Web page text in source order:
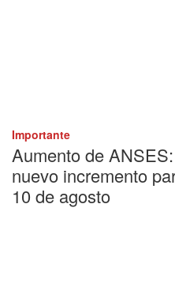
Importante
Aumento de
nuevo incremento
10 de agosto